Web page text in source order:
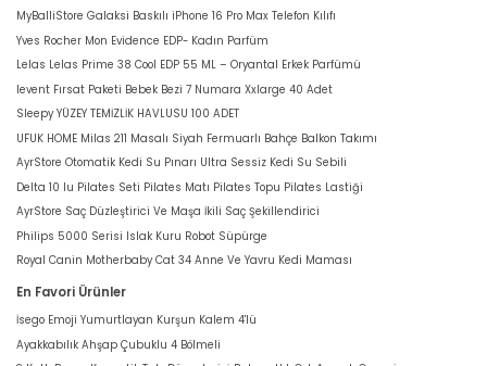
MyBalliStore Galaksi Baskılı iPhone 16 Pro Max Telefon Kılıfı
Yves Rocher Mon Evidence EDP- Kadın Parfüm
Lelas Lelas Prime 38 Cool EDP 55 ML – Oryantal Erkek Parfümü
levent Fırsat Paketi Bebek Bezi 7 Numara Xxlarge 40 Adet
Sleepy YÜZEY TEMİZLİK HAVLUSU 100 ADET
UFUK HOME Milas 211 Masalı Siyah Fermuarlı Bahçe Balkon Takımı
AyrStore Otomatik Kedi Su Pınarı Ultra Sessiz Kedi Su Sebili
Delta 10 lu Pilates Seti Pilates Matı Pilates Topu Pilates Lastiği
AyrStore Saç Düzleştirici Ve Maşa İkili Saç Şekillendirici
Philips 5000 Serisi Islak Kuru Robot Süpürge
Royal Canin Motherbaby Cat 34 Anne Ve Yavru Kedi Maması
En Favori Ürünler
İsego Emoji Yumurtlayan Kurşun Kalem 4'lü
Ayakkabılık Ahşap Çubuklu 4 Bölmeli